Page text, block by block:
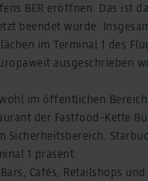
BER eröffnen. Das ist
beendet wurde.
im Terminal 1 des
ausgeschrieben
im öffentlichen
der Fastfood-Kette
Sicherheitsbereich.
1 präsent.
Cafés, Retailshops